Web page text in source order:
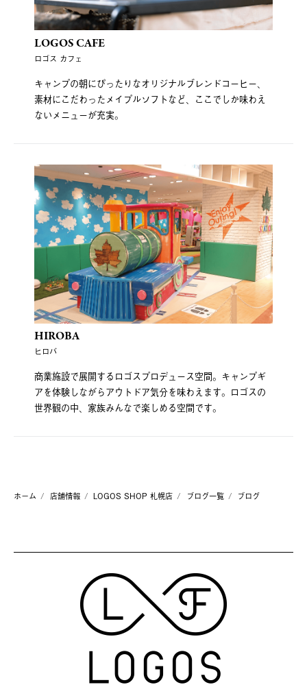
LOGOS CAFE
ロゴス カフェ
キャンプの朝にぴったりなオリジナルブレンドコーヒー、
素材にこだわったメイプルソフトなど、ここでしか味わえ
ないメニューが充実。
HIROBA
ヒロバ
商業施設で展開するロゴスプロデュース空間。キャンプギ
アを体験しながらアウトドア気分を味わえます。ロゴスの
世界観の中、家族みんなで楽しめる空間です。
ホーム 店舗情報 LOGOS SHOP 札幌店 ブログ一覧 ブログ